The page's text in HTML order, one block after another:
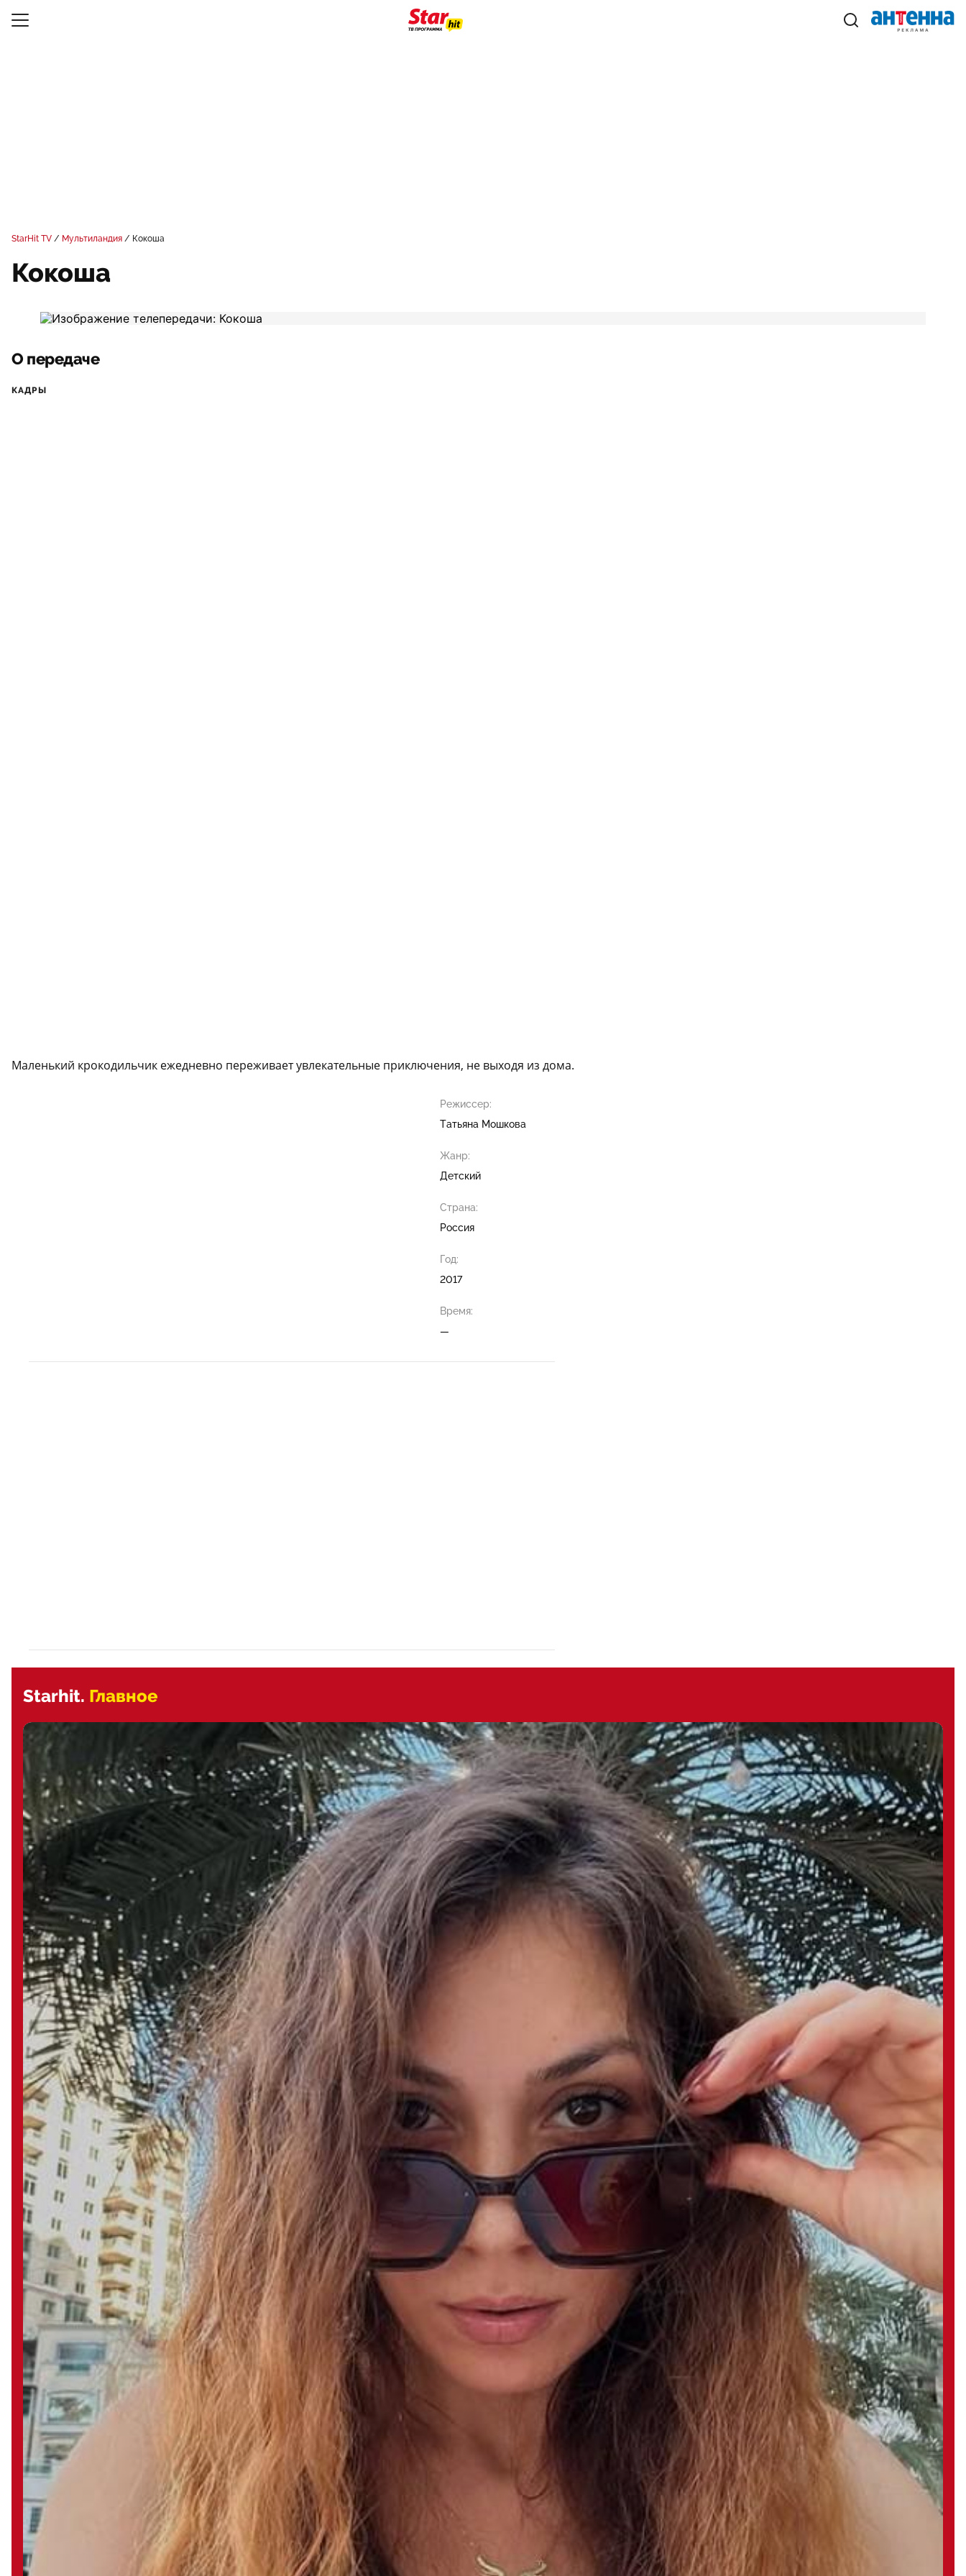
StarHit TV Мультиландия Кокоша
Кокоша
О передаче
КАДРЫ
Маленький крокодильчик ежедневно переживает увлекательные приключения, не выходя из дома.
Режиссер:
Татьяна Мошкова
Жанр:
Детский
Страна:
Россия
Год:
2017
Время:
—
Starhit. Главное